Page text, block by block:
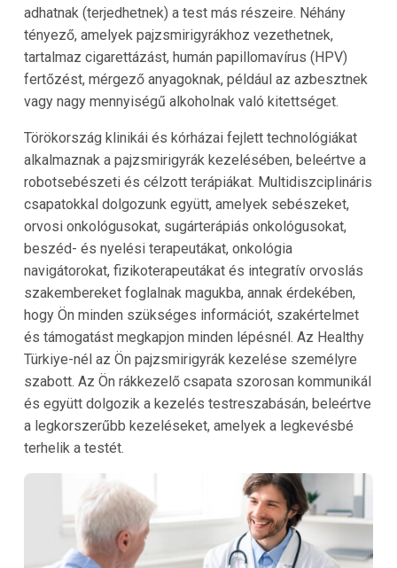
adhatnak (terjedhetnek) a test más részeire. Néhány
tényező, amelyek pajzsmirigyrákhoz vezethetnek,
tartalmaz cigarettázást, humán papillomavírus (HPV)
fertőzést, mérgező anyagoknak, például az azbesztnek
vagy nagy mennyiségű alkoholnak való kitettséget.
Törökország klinikái és kórházai fejlett technológiákat
alkalmaznak a pajzsmirigyrák kezelésében, beleértve a
robotsebészeti és célzott terápiákat. Multidiszciplináris
csapatokkal dolgozunk együtt, amelyek sebészeket,
orvosi onkológusokat, sugárterápiás onkológusokat,
beszéd- és nyelési terapeutákat, onkológia
navigátorokat, fizikoterapeutákat és integratív orvoslás
szakembereket foglalnak magukba, annak érdekében,
hogy Ön minden szükséges információt, szakértelmet
és támogatást megkapjon minden lépésnél. Az Healthy
Türkiye-nél az Ön pajzsmirigyrák kezelése személyre
szabott. Az Ön rákkezelő csapata szorosan kommunikál
és együtt dolgozik a kezelés testreszabásán, beleértve
a legkorszerűbb kezeléseket, amelyek a legkevésbé
terhelik a testét.